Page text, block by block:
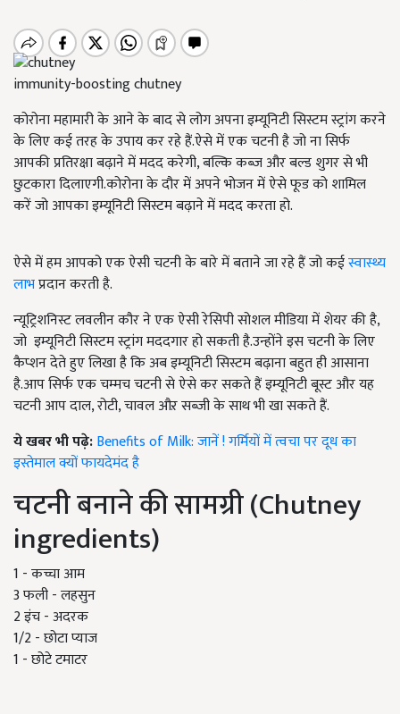
immunity-boosting chutney
कोरोना महामारी के आने के बाद से लोग अपना इम्यूनिटी सिस्टम स्ट्रांग करने
के लिए कई तरह के उपाय कर रहे हैं.ऐसे में एक चटनी है जो ना सिर्फ
आपकी प्रतिरक्षा बढ़ाने में मदद करेगी, बल्कि कब्ज और बल्ड शुगर से भी
छुटकारा दिलाएगी.कोरोना के दौर में अपने भोजन में ऐसे फूड को शामिल
करें जो आपका इम्यूनिटी सिस्टम बढ़ाने में मदद करता हो.
ऐसे में हम आपको एक ऐसी चटनी के बारे में बताने जा रहे हैं जो कईस्वास्थ्य
लाभप्रदान करती है.
न्यूट्रिशनिस्ट लवलीन कौर ने एक ऐसी रेसिपी सोशल मीडिया में शेयर की है,
जो इम्यूनिटी सिस्टम स्ट्रांग मददगार हो सकती है.उन्होंने इस चटनी के लिए
कैप्शन देते हुए लिखा है कि अब इम्यूनिटी सिस्टम बढ़ाना बहुत ही आसाना
है.आप सिर्फ एक चम्मच चटनी से ऐसे कर सकते हैं इम्यूनिटी बूस्ट और यह
चटनी आप दाल, रोटी, चावल औऱ सब्जी के साथ भी खा सकते हैं.
ये खबर भी पढ़े:Benefits of Milk: जानें ! गर्मियों में त्वचा पर दूध का
इस्तेमाल क्यों फायदेमंद है
चटनी बनाने की सामग्री (Chutney
ingredients)
1 - कच्चा आम
3 फली - लहसुन
2 इंच - अदरक
1/2 - छोटा प्याज
1 - छोटे टमाटर